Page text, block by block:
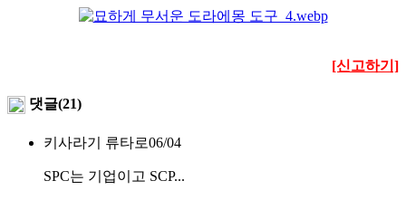
[신고하기]
댓글(21)
키사라기 류타로06/04
SPC는 기업이고 SCP...